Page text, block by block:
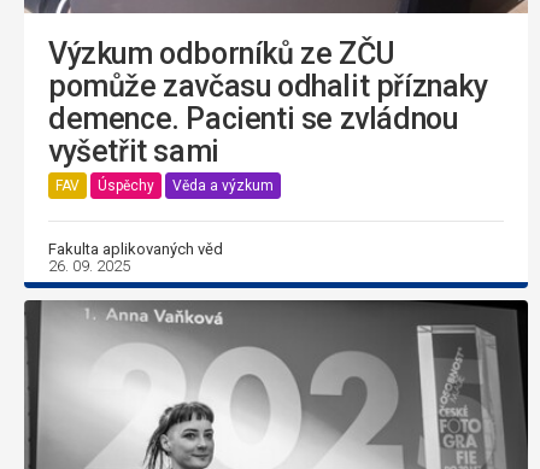
Výzkum odborníků ze ZČU
pomůže zavčasu odhalit příznaky
demence. Pacienti se zvládnou
vyšetřit sami
FAV Úspěchy Věda a výzkum
Fakulta aplikovaných věd
26. 09. 2025